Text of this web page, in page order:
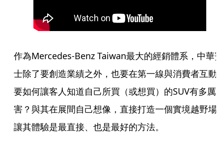
作為Mercedes-Benz Taiwan最大的經銷體系，中華
士除了要創造業績之外，也要在第一線與消費者互動
要如何讓客人知道自己所買（或想買）的SUV有多厲
害？與其在展間自己想像，直接打造一個實境越野場
讓其體驗是最直接、也是最好的方法。